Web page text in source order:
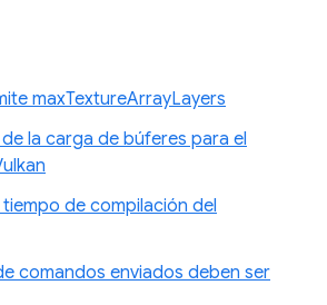
maxTextureArrayLayers
la carga de búferes para el
de compilación del
comandos enviados deben ser